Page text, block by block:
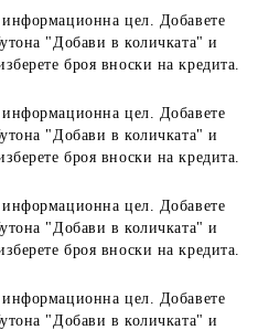
информационна цел. Добавете
"Добави в количката" и
броя вноски на кредита.
информационна цел. Добавете
"Добави в количката" и
броя вноски на кредита.
информационна цел. Добавете
"Добави в количката" и
броя вноски на кредита.
информационна цел. Добавете
"Добави в количката" и